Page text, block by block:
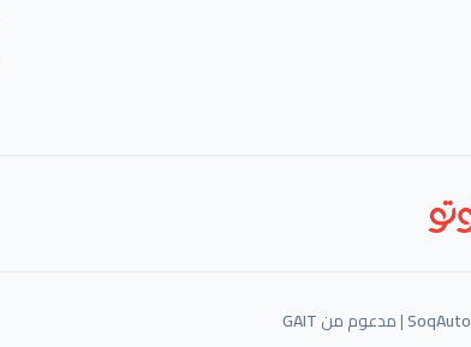
SoqAuto| مدعوم منGAIT